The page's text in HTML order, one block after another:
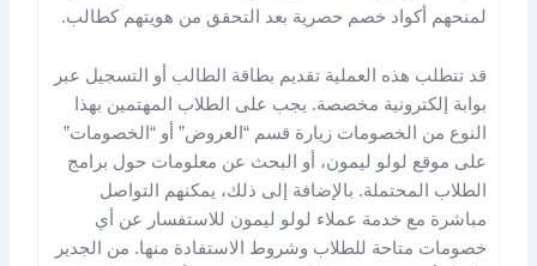
لمنحهم أكواد خصم حصرية بعد التحقق من هويتهم كطالب.
قد تتطلب هذه العملية تقديم بطاقة الطالب أو التسجيل عبر
بوابة إلكترونية مخصصة. يجب على الطلاب المهتمين بهذا
النوع من الخصومات زيارة قسم “العروض” أو “الخصومات”
على موقع لولو ليمون، أو البحث عن معلومات حول برامج
الطلاب المحتملة. بالإضافة إلى ذلك، يمكنهم التواصل
مباشرة مع خدمة عملاء لولو ليمون للاستفسار عن أي
خصومات متاحة للطلاب وشروط الاستفادة منها. من الجدير